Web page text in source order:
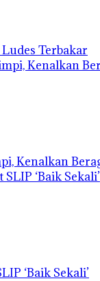
Terbakar
Kenalkan
‘Baik Sekali’